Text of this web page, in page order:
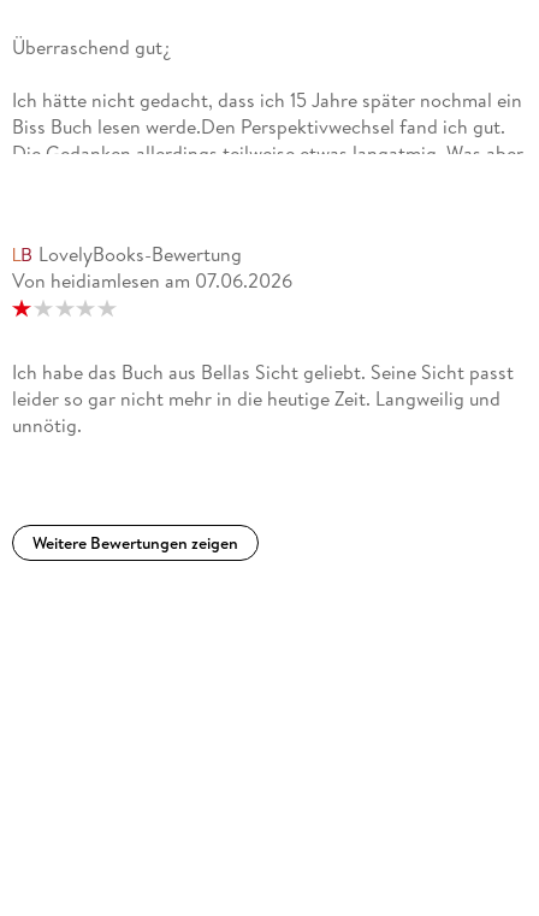
Überraschend gut¿
Ich hätte nicht gedacht, dass ich 15 Jahre später nochmal ein
Biss Buch lesen werde.Den Perspektivwechsel fand ich gut.
Die Gedanken allerdings teilweise etwas langatmig. Was aber
gelesen.Ich könnte noch mehr davon lesen.
LovelyBooks-Bewertung
Von heidiamlesen am 07.06.2026
Ich habe das Buch aus Bellas Sicht geliebt. Seine Sicht passt
leider so gar nicht mehr in die heutige Zeit. Langweilig und
unnötig.
Weitere Bewertungen zeigen